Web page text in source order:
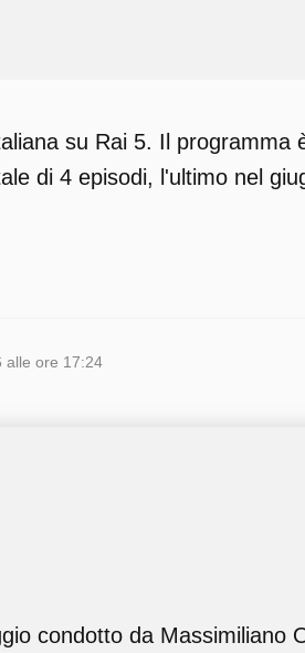
su Rai 5. Il programma
di 4 episodi, l'ultimo nel
alle ore 17:24
condotto da Massimiliano